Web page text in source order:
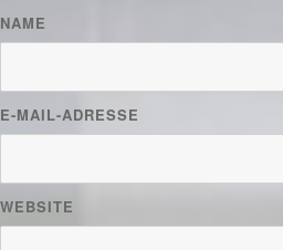
NAME
E-MAIL-ADRESSE
WEBSITE